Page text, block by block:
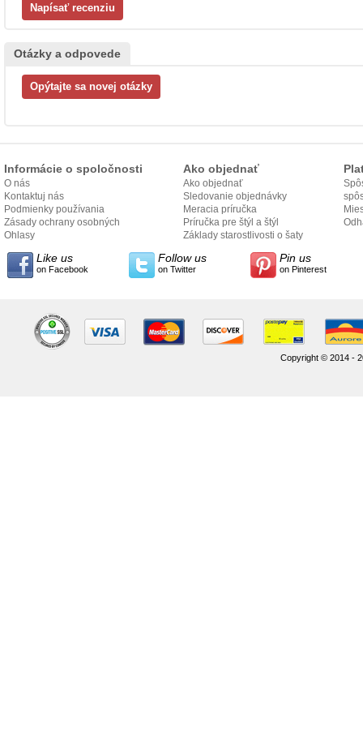
Otázky a odpovede
Informácie o spoločnosti
O nás
Kontaktuj nás
Podmienky používania
Zásady ochrany osobných
údajov
Ohlasy
Ako objednať
Ako objednať
Sledovanie objednávky
Meracia príručka
Príručka pre štýl a štýl
Základy starostlivosti o šaty
Like us
on Facebook
Follow us
on Twitter
Pin us
on Pinterest
Copyright © 2014 -